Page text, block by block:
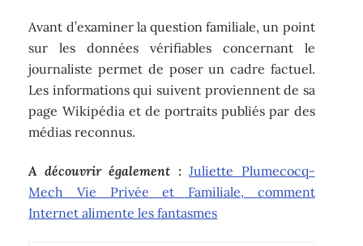
Avant d’examiner la question familiale, un point
sur les données vérifiables concernant le
journaliste permet de poser un cadre factuel.
Les informations qui suivent proviennent de sa
page Wikipédia et de portraits publiés par des
médias reconnus.
A découvrir également : Juliette Plumecocq-
Mech Vie Privée et Familiale, comment
Internet alimente les fantasmes